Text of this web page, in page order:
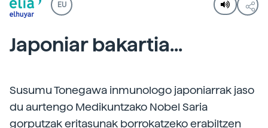
EU
Japoniar bakartia...
Susumu Tonegawa inmunologo japoniarrak jaso
du aurtengo Medikuntzako Nobel Saria
gorputzak eritasunak borrokatzeko erabiltzen